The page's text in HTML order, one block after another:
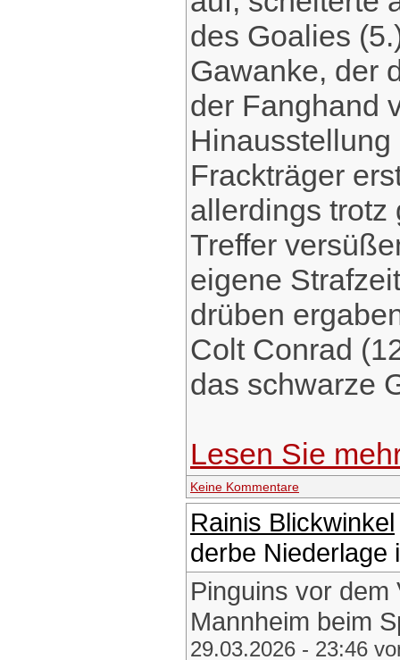
des Goalies
Gawanke, der
der Fanghand
Frackträger
allerdings trotz
Treffer
eigene
drüben
Colt Conrad
das schwarze
Lesen Sie
Keine Kommentare
Rainis Blickwinkel
derbe Niederlage
Pinguins vor dem
Mannheim beim
29.03.2026 - 23:46